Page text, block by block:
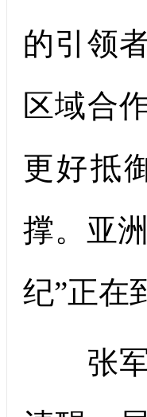
的引领
区域合
更好抵
撑。亚
纪”正在
张军